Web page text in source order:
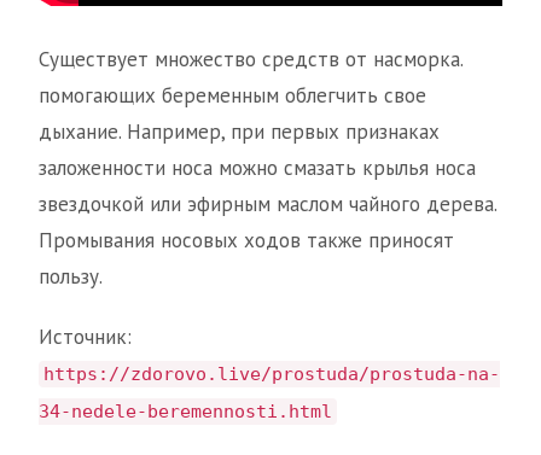
Существует множество средств от насморка.
помогающих беременным облегчить свое
дыхание. Например, при первых признаках
заложенности носа можно смазать крылья носа
звездочкой или эфирным маслом чайного дерева.
Промывания носовых ходов также приносят
пользу.
Источник:
https://zdorovo.live/prostuda/prostuda-na-
34-nedele-beremennosti.html